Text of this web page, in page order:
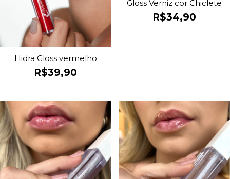
Hidra Gloss vermelho
R$39,90
Gloss Verniz cor Chiclete
R$34,90